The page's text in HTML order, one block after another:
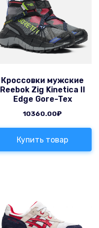
Кроссовки мужские
Reebok Zig Kinetica II
Edge Gore-Tex
10360.00₽
Купить товар